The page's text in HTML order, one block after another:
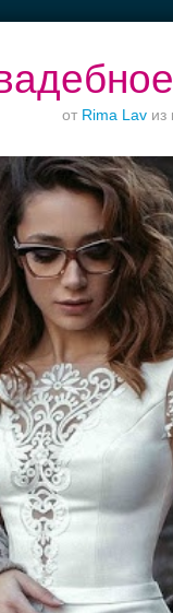
от Rima Lavиз
Банкет до 1500 руб.
платья
13578